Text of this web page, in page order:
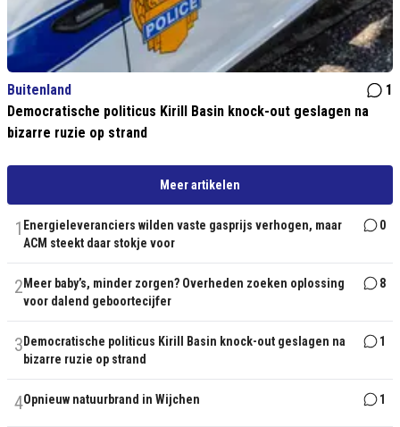
Buitenland
1
Democratische politicus Kirill Basin knock-out geslagen na
bizarre ruzie op strand
Meer artikelen
1 Energieleveranciers wilden vaste gasprijs verhogen, maar
ACM steekt daar stokje voor
0
2 Meer baby’s, minder zorgen? Overheden zoeken oplossing
voor dalend geboortecijfer
8
3 Democratische politicus Kirill Basin knock-out geslagen na
bizarre ruzie op strand
1
4Opnieuw natuurbrand in Wijchen 1